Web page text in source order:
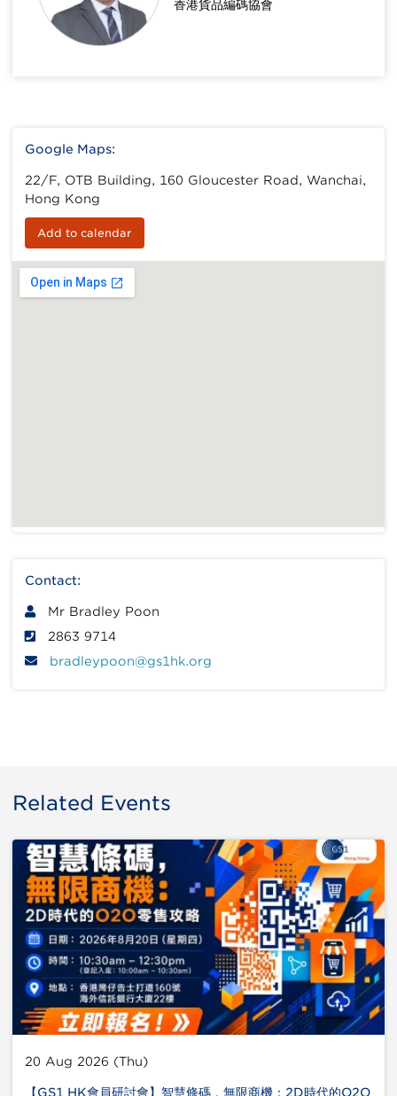
香港貨品編碼協會
Google Maps:
22/F, OTB Building, 160 Gloucester Road, Wanchai,
Hong Kong
Add to calendar
Contact:
Mr Bradley Poon
2863 9714
bradleypoon@gs1hk.org
Related Events
20 Aug 2026 (Thu)
【GS1 HK會員研討會】智慧條碼，無限商機：2D時代的O2O